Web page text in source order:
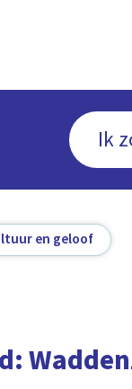
en geloof